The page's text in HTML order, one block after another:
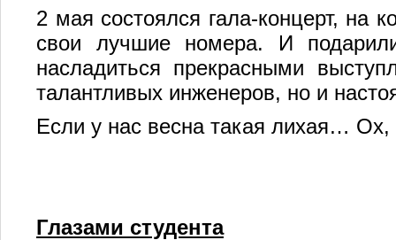
2 мая состоялся гала-концерт, на
свои лучшие номера. И
насладиться прекрасными
талантливых инженеров, но и
Если у нас весна такая лихая… Ох,
Глазами студента